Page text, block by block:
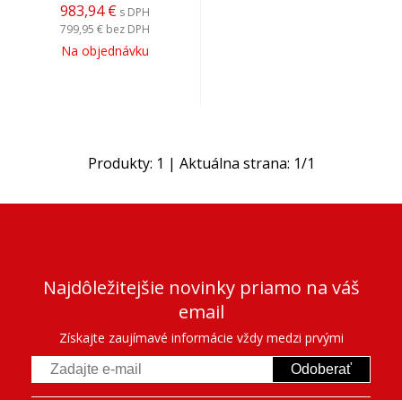
983,94 € s DPH
799,95 € bez DPH
Na objednávku
Produkty: 1 | Aktuálna strana: 1/1
Najdôležitejšie novinky priamo na váš
email
Získajte zaujímavé informácie vždy medzi prvými
Odoberať